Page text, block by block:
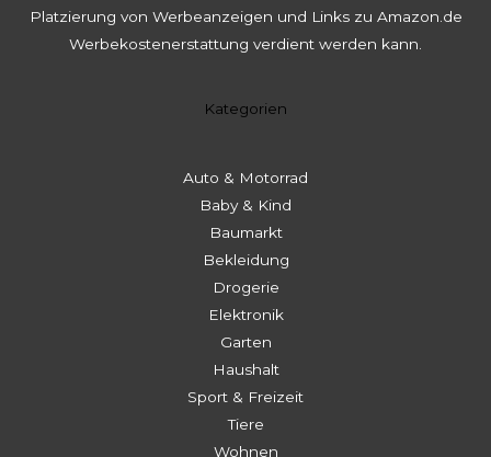
Platzierung von Werbeanzeigen und Links zu Amazon.de
Werbekostenerstattung verdient werden kann.
Kategorien
Auto & Motorrad
Baby & Kind
Baumarkt
Bekleidung
Drogerie
Elektronik
Garten
Haushalt
Sport & Freizeit
Tiere
Wohnen